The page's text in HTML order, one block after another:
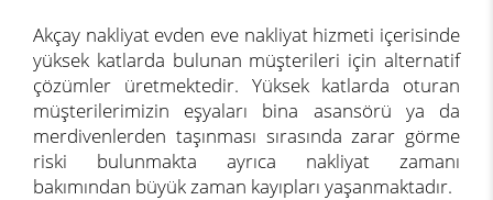
Akçay nakliyat evden eve nakliyat hizmeti içerisinde
yüksek katlarda bulunan müşterileri için alternatif
çözümler üretmektedir. Yüksek katlarda oturan
müşterilerimizin eşyaları bina asansörü ya da
merdivenlerden taşınması sırasında zarar görme
riski bulunmakta ayrıca nakliyat zamanı
bakımından büyük zaman kayıpları yaşanmaktadır.